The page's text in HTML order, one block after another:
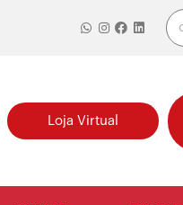
Loja Virtual